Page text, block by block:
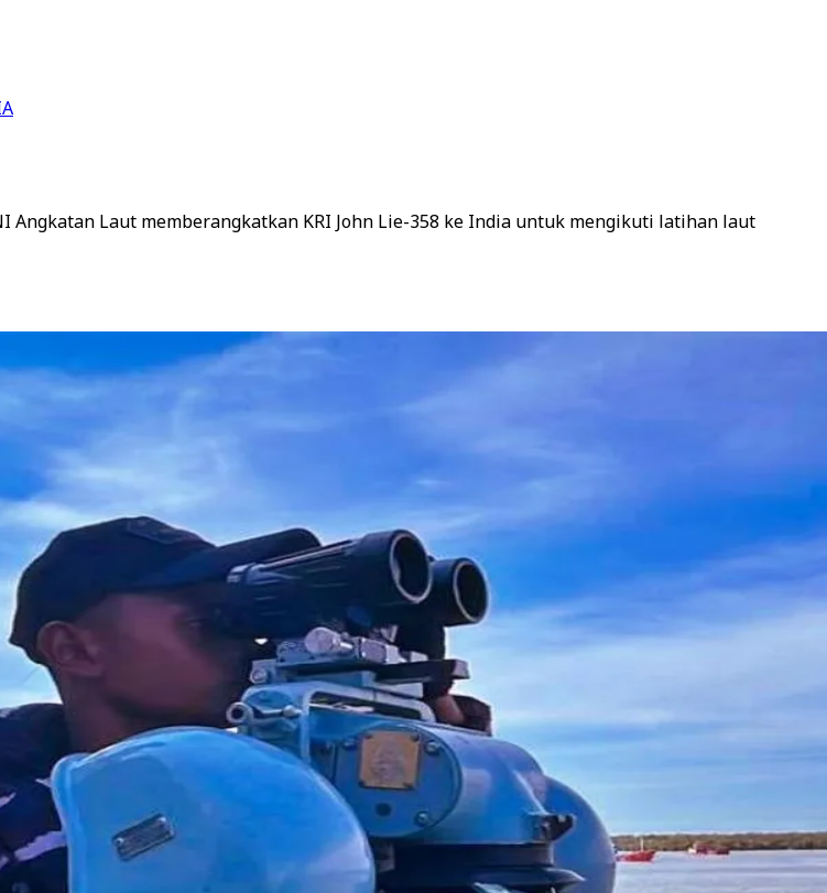
Laut memberangkatkan KRI John Lie-358 ke India untuk mengikuti latihan laut